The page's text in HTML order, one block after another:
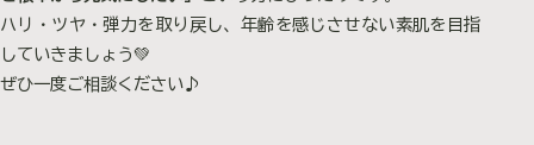
ハリ・ツヤ・弾力を取り戻し、年齢を感じさせない素肌を目指
していきましょう💚
ぜひ一度ご相談ください♪